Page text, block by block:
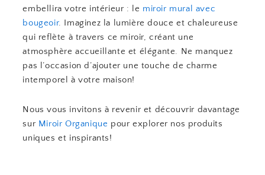
embellira votre intérieur : le miroir mural avec
bougeoir. Imaginez la lumière douce et chaleureuse
qui reflète à travers ce miroir, créant une
atmosphère accueillante et élégante. Ne manquez
pas l’occasion d’ajouter une touche de charme
intemporel à votre maison!
Nous vous invitons à revenir et découvrir davantage
sur Miroir Organique pour explorer nos produits
uniques et inspirants!